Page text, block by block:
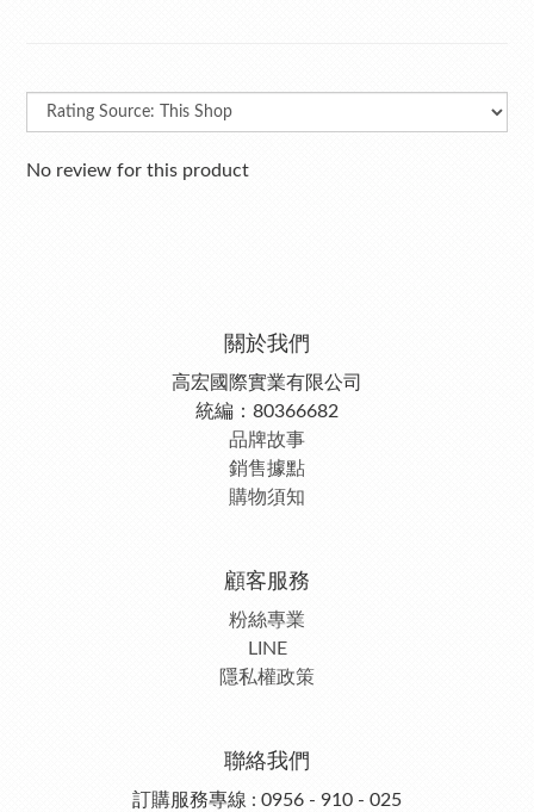
No review for this product
關於我們
高宏國際實業有限公司
統編：80366682
品牌故事
銷售據點
購物須知
顧客服務
粉絲專業
LINE
隱私權政策
聯絡我們
訂購服務專線 : 0956 - 910 - 025